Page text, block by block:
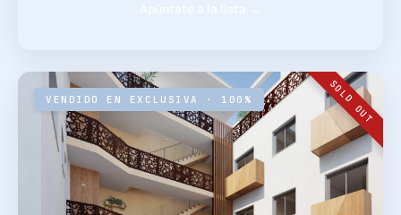
VENDIDO EN EXCLUSIVA · 100% SOLD OUT